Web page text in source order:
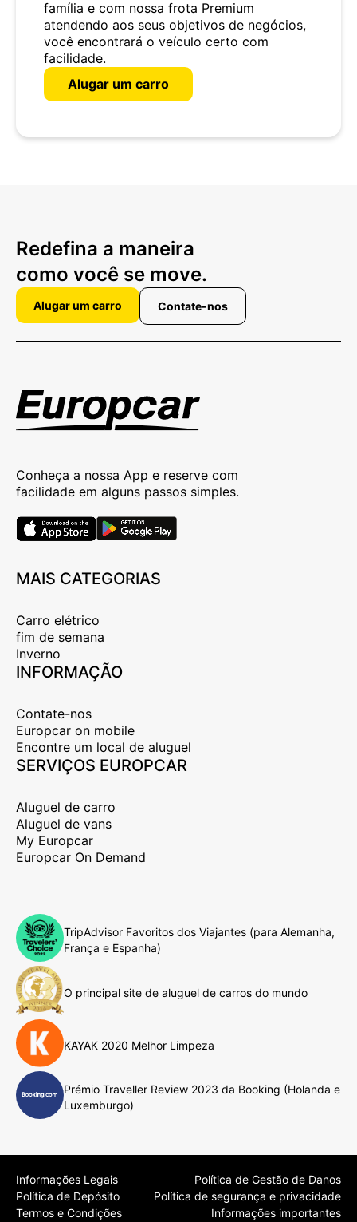
família e com nossa frota Premium
atendendo aos seus objetivos de negócios,
você encontrará o veículo certo com
facilidade.
Alugar um carro
Redefina a maneira
como você se move.
Alugar um carro Contate-nos
Conheça a nossa App e reserve com
facilidade em alguns passos simples.
MAIS CATEGORIAS
Carro elétrico
fim de semana
Inverno
INFORMAÇÃO
Contate-nos
Europcar on mobile
Encontre um local de aluguel
SERVIÇOS EUROPCAR
Aluguel de carro
Aluguel de vans
My Europcar
Europcar On Demand
TripAdvisor Favoritos dos Viajantes (para Alemanha,
França e Espanha)
O principal site de aluguel de carros do mundo
KAYAK 2020 Melhor Limpeza
Prémio Traveller Review 2023 da Booking (Holanda e
Luxemburgo)
Informações Legais
Política de Gestão de Danos
Política de Depósito
Política de segurança e privacidade
Termos e Condições
Informações importantes